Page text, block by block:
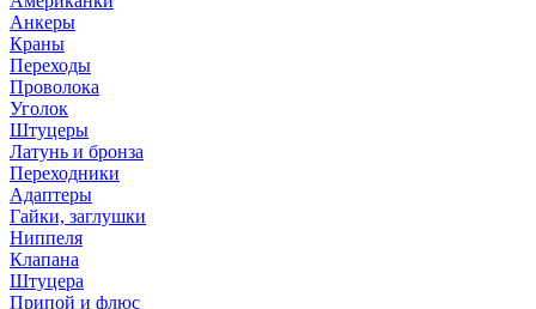
Анкеры
Краны
Переходы
Проволока
Уголок
Штуцеры
Латунь и бронза
Переходники
Адаптеры
Гайки, заглушки
Ниппеля
Клапана
Штуцера
Припой и флюс